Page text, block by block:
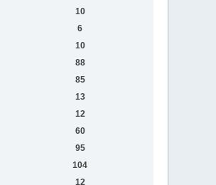
10
6
10
88
85
13
12
60
95
104
12